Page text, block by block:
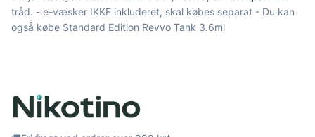
tråd. - e-væsker IKKE inkluderet, skal købes separat - Du kan
også købe Standard Edition Revvo Tank 3.6ml